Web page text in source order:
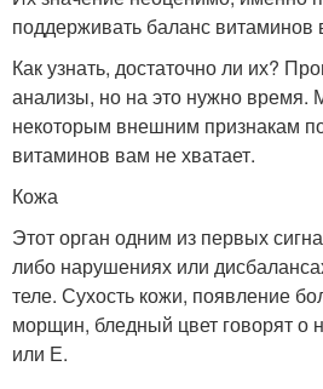
поддерживать баланс витаминов
Как узнать, достаточно ли их?
анализы, но на это нужно время.
некоторым внешним признакам
витаминов вам не хватает.
Кожа
Этот орган одним из первых
либо нарушениях или
теле. Сухость кожи, появление
морщин, бледный цвет говорят о
или Е.